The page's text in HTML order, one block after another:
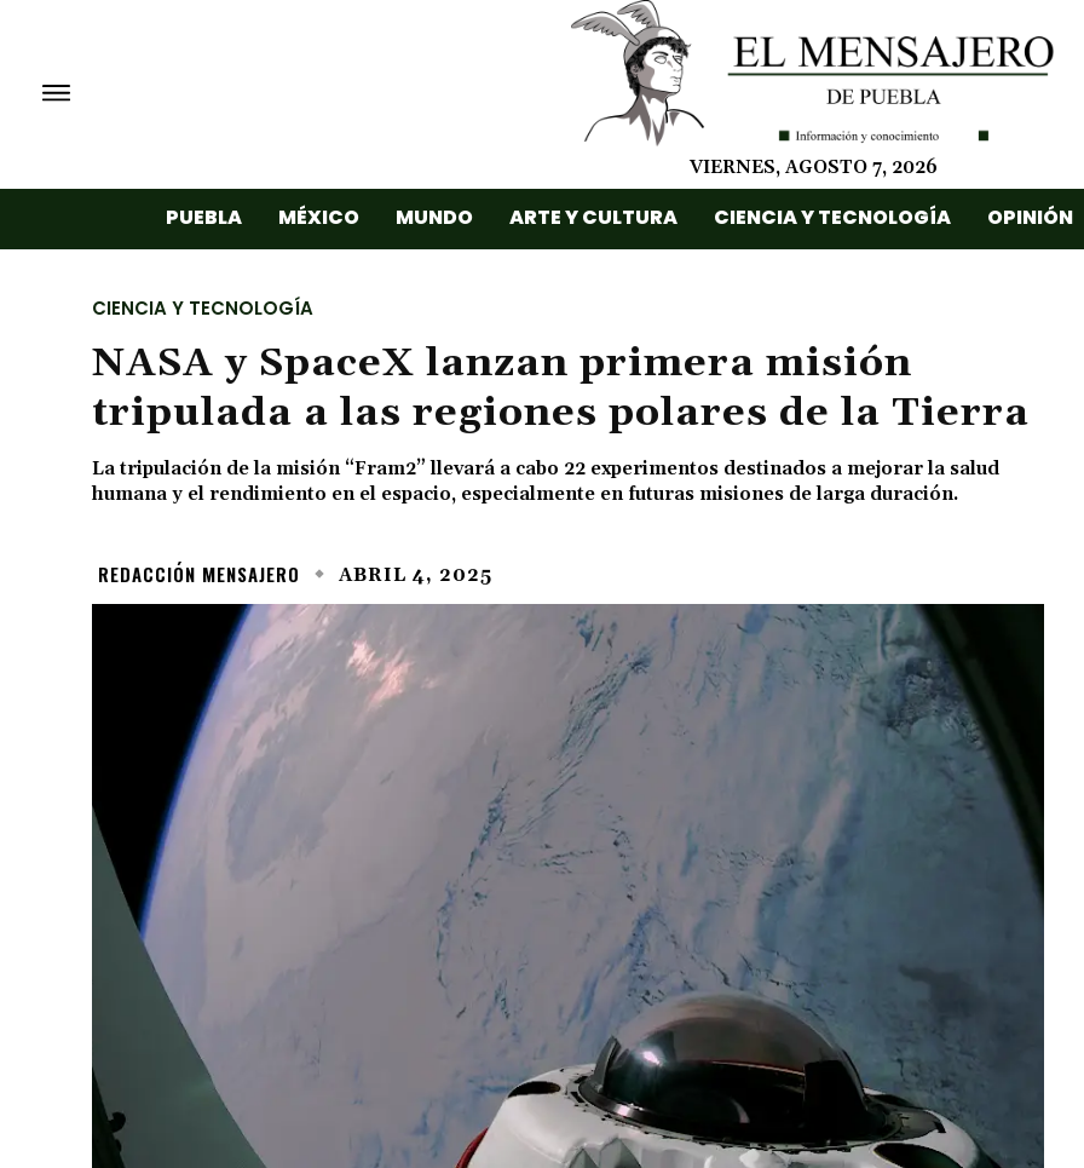
VIERNES, AGOSTO 7, 2026
PUEBLA MÉXICO MUNDO ARTE Y CULTURA CIENCIA Y TECNOLOGÍA OPINIÓN
CIENCIA Y TECNOLOGÍA
NASA y SpaceX lanzan primera misión
tripulada a las regiones polares de la Tierra
La tripulación de la misión “Fram2” llevará a cabo 22 experimentos destinados a mejorar la salud
humana y el rendimiento en el espacio, especialmente en futuras misiones de larga duración.
REDACCIÓN MENSAJERO ABRIL 4, 2025